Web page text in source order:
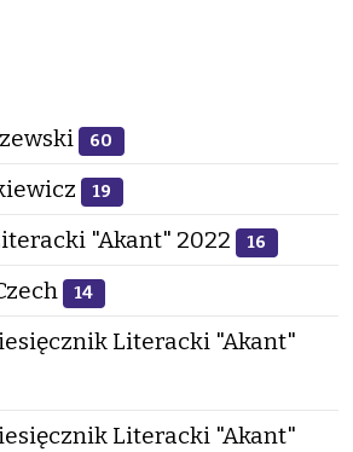
60
19
"Akant" 2022 16
14
Literacki "Akant"
Literacki "Akant"